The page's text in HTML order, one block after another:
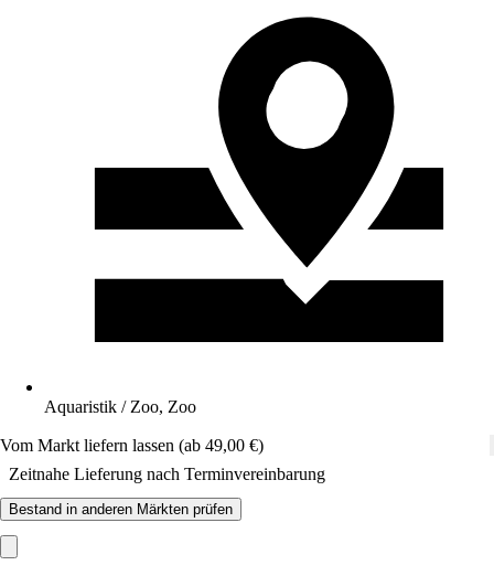
Aquaristik / Zoo, Zoo
Vom Markt liefern lassen (ab 49,00 €)
Zeitnahe Lieferung nach Terminvereinbarung
Bestand in anderen Märkten prüfen